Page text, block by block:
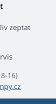
zeptat
16)